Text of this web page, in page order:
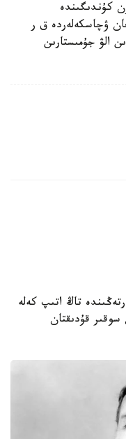
كۇندىگىندە
ۋچاسكەلەردە ق ر
الۋ جۇمىستارىن
تاڭ اتىپ كەلە
سوقىر قۇدىقتان